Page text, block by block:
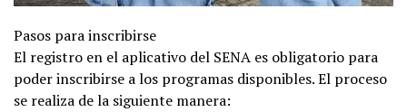
Pasos para inscribirse
El registro en el aplicativo del SENA es obligatorio para
poder inscribirse a los programas disponibles. El proceso
se realiza de la siguiente manera: